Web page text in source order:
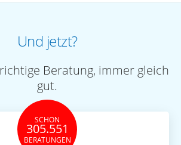
Und jetzt?
Beratung, immer gleich
gut.
SCHON
305.551
BERATUNGEN